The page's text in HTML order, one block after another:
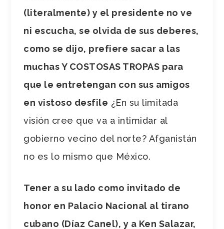
(literalmente) y el presidente no ve
ni escucha, se olvida de sus deberes,
como se dijo, prefiere sacar a las
muchas Y COSTOSAS TROPAS para
que le entretengan con sus amigos
en vistoso desfile ¿En su limitada
visión cree que va a intimidar al
gobierno vecino del norte? Afganistán
no es lo mismo que México.
Tener a su lado como invitado de
honor en Palacio Nacional al tirano
cubano (Díaz Canel), y a Ken Salazar,